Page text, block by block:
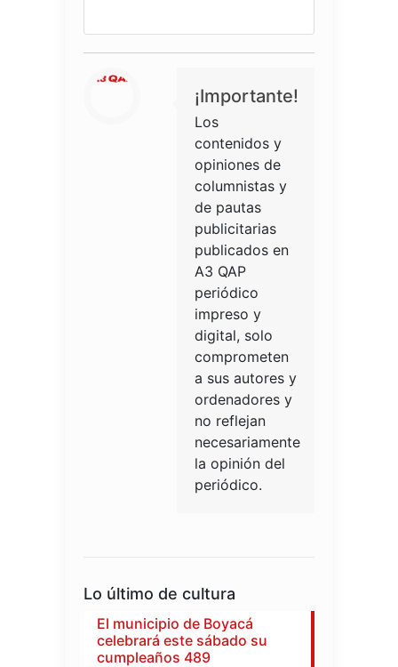
¡Importante!
Los
contenidos y
opiniones de
columnistas y
de pautas
publicitarias
publicados en
A3 QAP
periódico
impreso y
digital, solo
comprometen
a sus autores y
ordenadores y
no reflejan
necesariamente
la opinión del
periódico.
Lo último de cultura
El municipio de Boyacá
celebrará este sábado su
cumpleaños 489